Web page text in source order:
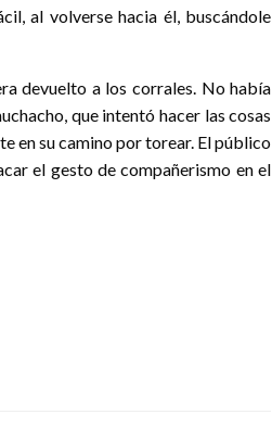
al volverse hacia él, buscándole
devuelto a los corrales. No había
que intentó hacer las cosas
en su camino por torear. El público
el gesto de compañerismo en el